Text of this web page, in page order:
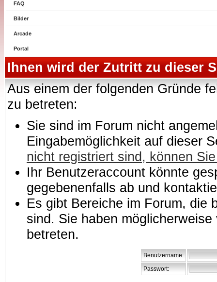
FAQ
Bilder
Arcade
Portal
Ihnen wird der Zutritt zu dieser
Aus einem der folgenden Gründe
zu betreten:
Sie sind im Forum nicht
Eingabemöglichkeit auf dieser
nicht registriert sind, können
Ihr Benutzeraccount könnte
gegebenenfalls ab und
Es gibt Bereiche im Forum, die
sind. Sie haben
betreten.
Benutzername:
Passwort: